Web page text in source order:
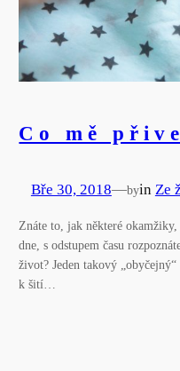
Co mě
Bře 30, 2018—byin Ze
Znáte to, jak některé
dne, s odstupem času
život? Jeden takový
k šití…